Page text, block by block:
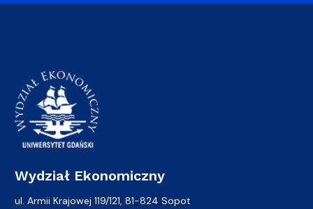
Wydział Ekonomiczny
ul. Armii Krajowej 119/121, 81-824 Sopot